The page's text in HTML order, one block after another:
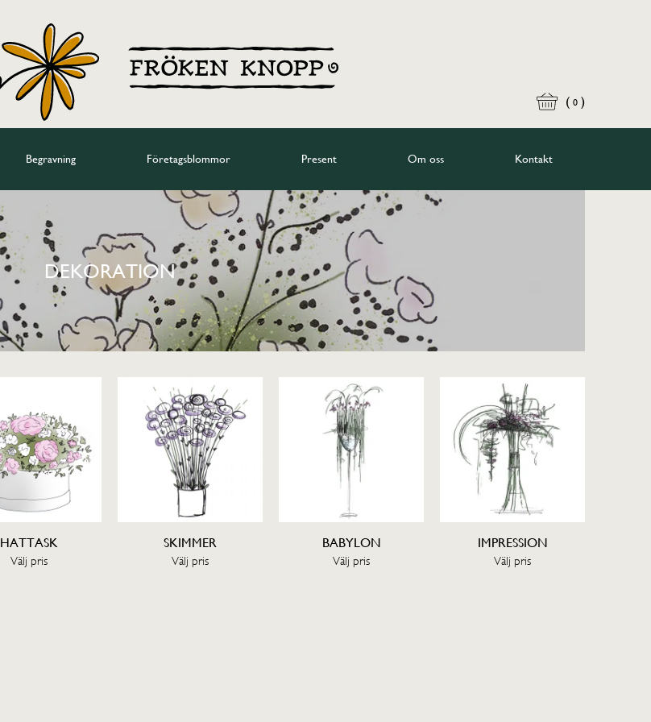
( 0 )
Begravning Företagsblommor Present Om oss Kontakt
DEKORATION
HATTASK
Välj pris
SKIMMER
Välj pris
BABYLON
Välj pris
IMPRESSION
Välj pris